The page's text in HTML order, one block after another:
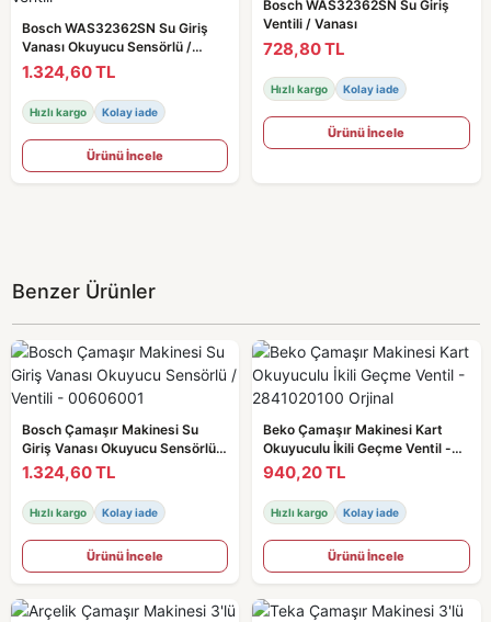
Bosch WAS32362SN Su Giriş
Vanası Okuyucu Sensörlü /
Ventili
1.324,60 TL
Hızlı kargo Kolay iade
Ürünü İncele
Bosch WAS32362SN Su Giriş
Ventili / Vanası
728,80 TL
Hızlı kargo Kolay iade
Ürünü İncele
Benzer Ürünler
Bosch Çamaşır Makinesi Su
Giriş Vanası Okuyucu Sensörlü /
Ventili - 00606001
1.324,60 TL
Hızlı kargo Kolay iade
Ürünü İncele
Beko Çamaşır Makinesi Kart
Okuyuculu İkili Geçme Ventil -
2841020100 Orjinal
940,20 TL
Hızlı kargo Kolay iade
Ürünü İncele